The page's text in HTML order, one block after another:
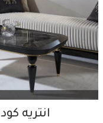
انتريه كود 150